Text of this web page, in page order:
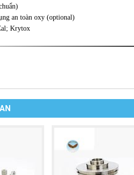
an toàn oxy (optional)
Krytox